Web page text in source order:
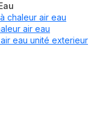
chaleur air eau
air eau
eau unité exterieur